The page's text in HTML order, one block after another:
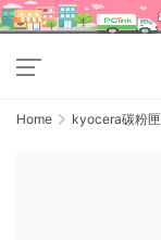
Home kyocera碳粉匣